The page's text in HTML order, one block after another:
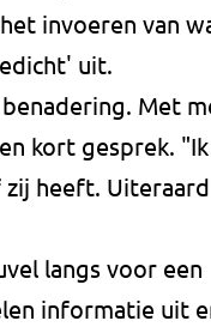
invoeren van
uit.
Met
kort gesprek. "Ik
heeft. Uiteraard
langs voor een
informatie uit